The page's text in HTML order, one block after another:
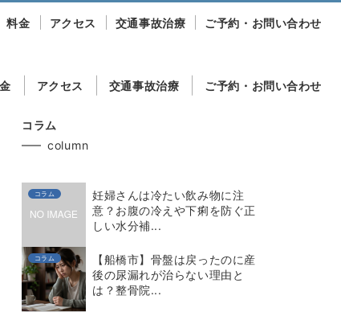
アクセス 交通事故治療 ご予約・お問い合わせ
料金 アクセス 交通事故治療 ご予約・お問い合わせ
コラム
column
コラム
妊婦さんは冷たい飲み物に注
意？お腹の冷えや下痢を防ぐ正
しい水分補...
コラム
【船橋市】骨盤は戻ったのに産
後の尿漏れが治らない理由と
は？整骨院...